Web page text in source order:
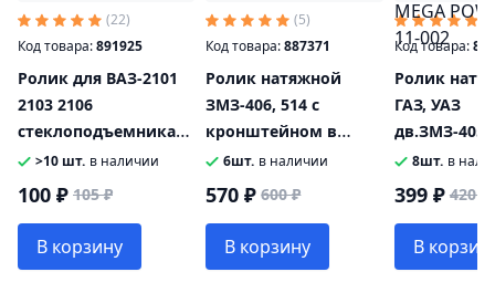
(22)
Код товара:891925
Ролик для ВАЗ-2101
2103 2106
стеклоподъемника
нижний в сборе
>10 шт. в наличии
100 ₽ 105 ₽
В корзину
(5)
Код товара:887371
Ролик натяжной
ЗМЗ-406, 514 с
кронштейном в
сборе MEGA POWER
406.1308067-02
6шт. в наличии
570 ₽ 600 ₽
В корзину
Код товара:
Ролик
ГАЗ, УАЗ
дв.ЗМЗ-
ГАЗель
А274
MEGA
002
8шт. в
399 ₽ 420 ₽
В